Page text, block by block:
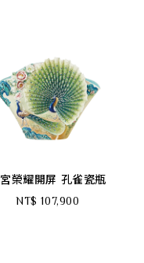
榮耀開屏 孔雀瓷瓶
NT$ 107,900